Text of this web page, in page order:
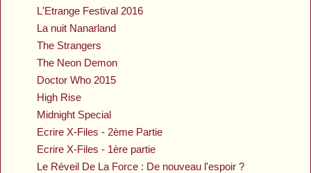
L'Etrange Festival 2016
La nuit Nanarland
The Strangers
The Neon Demon
Doctor Who 2015
High Rise
Midnight Special
Ecrire X-Files - 2ème Partie
Ecrire X-Files - 1ère partie
Le Réveil De La Force : De nouveau l'espoir ?